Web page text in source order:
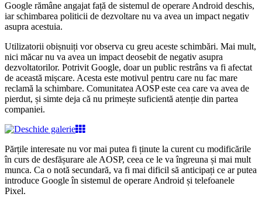
Google rămâne angajat față de sistemul de operare Android deschis,
iar schimbarea politicii de dezvoltare nu va avea un impact negativ
asupra acestuia.
Utilizatorii obișnuiți vor observa cu greu aceste schimbări. Mai mult,
nici măcar nu va avea un impact deosebit de negativ asupra
dezvoltatorilor. Potrivit Google, doar un public restrâns va fi afectat
de această mișcare. Acesta este motivul pentru care nu fac mare
reclamă la schimbare. Comunitatea AOSP este cea care va avea de
pierdut, și simte deja că nu primește suficientă atenție din partea
companiei.
Părțile interesate nu vor mai putea fi ținute la curent cu modificările
în curs de desfășurare ale AOSP, ceea ce le va îngreuna și mai mult
munca. Ca o notă secundară, va fi mai dificil să anticipați ce ar putea
introduce Google în sistemul de operare Android și telefoanele
Pixel.